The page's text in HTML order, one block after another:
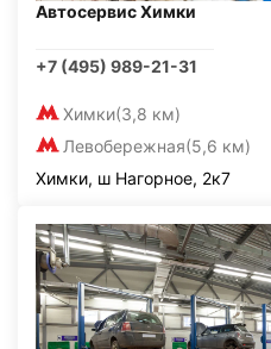
Автосервис Химки
+7 (495) 989-21-31
Химки(3,8 км)
Левобережная(5,6 км)
Химки, ш Нагорное, 2к7